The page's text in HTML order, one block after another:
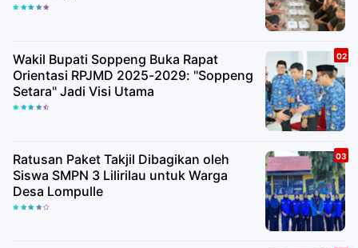
Wakil Bupati Soppeng Buka Rapat
Orientasi RPJMD 2025-2029: "Soppeng
Setara" Jadi Visi Utama
Ratusan Paket Takjil Dibagikan oleh
Siswa SMPN 3 Lilirilau untuk Warga
Desa Lompulle